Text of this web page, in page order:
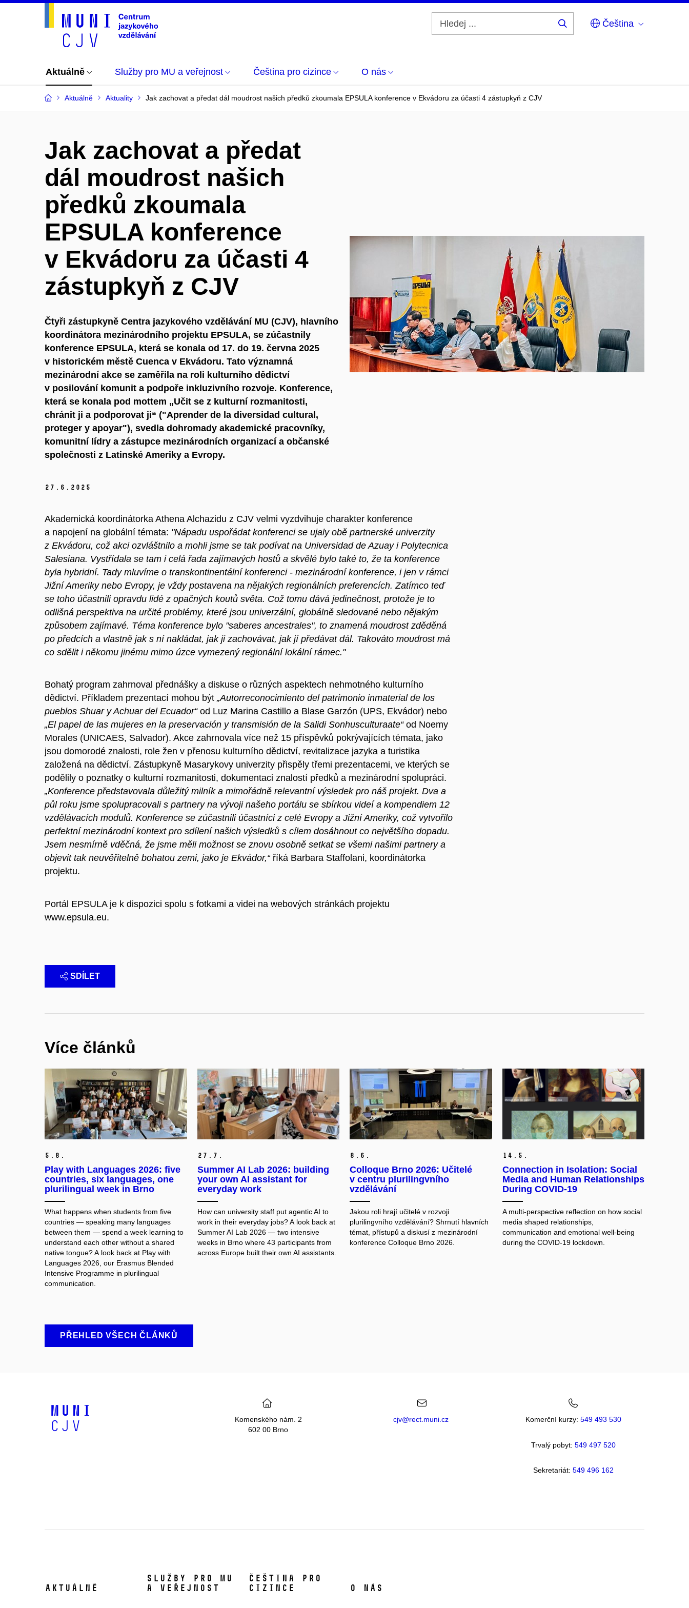
Čeština
Aktuálně Služby pro MU a veřejnost Čeština pro cizince O nás
Aktuálně Aktuality Jak zachovat a předat dál moudrost našich předků zkoumala EPSULA konference v Ekvádoru za účasti 4 zástupkyň z CJV
Jak zachovat a předat
dál moudrost našich
předků zkoumala
EPSULA konference
v Ekvádoru za účasti 4
zástupkyň z CJV
Čtyři zástupkyně Centra jazykového vzdělávání MU (CJV), hlavního
koordinátora mezinárodního projektu EPSULA, se zúčastnily
konference EPSULA, která se konala od 17. do 19. června 2025
v historickém městě Cuenca v Ekvádoru. Tato významná
mezinárodní akce se zaměřila na roli kulturního dědictví
v posilování komunit a podpoře inkluzivního rozvoje. Konference,
která se konala pod mottem „Učit se z kulturní rozmanitosti,
chránit ji a podporovat ji“ ("Aprender de la diversidad cultural,
proteger y apoyar"), svedla dohromady akademické pracovníky,
komunitní lídry a zástupce mezinárodních organizací a občanské
společnosti z Latinské Ameriky a Evropy.
27. 6. 2025
Akademická koordinátorka Athena Alchazidu z CJV velmi vyzdvihuje charakter konference
a napojení na globální témata: "Nápadu uspořádat konferenci se ujaly obě partnerské univerzity
z Ekvádoru, což akci ozvláštnilo a mohli jsme se tak podívat na Universidad de Azuay i Polytecnica
Salesiana. Vystřídala se tam i celá řada zajímavých hostů a skvělé bylo také to, že ta konference
byla hybridní. Tady mluvíme o transkontinentální konferenci - mezinárodní konference, i jen v rámci
Jižní Ameriky nebo Evropy, je vždy postavena na nějakých regionálních preferencích. Zatímco teď
se toho účastnili opravdu lidé z opačných koutů světa. Což tomu dává jedinečnost, protože je to
odlišná perspektiva na určité problémy, které jsou univerzální, globálně sledované nebo nějakým
způsobem zajímavé. Téma konference bylo "saberes ancestrales", to znamená moudrost zděděná
po předcích a vlastně jak s ní nakládat, jak ji zachovávat, jak jí předávat dál. Takováto moudrost má
co sdělit i někomu jinému mimo úzce vymezený regionální lokální rámec."
Bohatý program zahrnoval přednášky a diskuse o různých aspektech nehmotného kulturního
dědictví. Příkladem prezentací mohou být „Autorreconocimiento del patrimonio inmaterial de los
pueblos Shuar y Achuar del Ecuador“od Luz Marina Castillo a Blase Garzón (UPS, Ekvádor) nebo
„El papel de las mujeres en la preservación y transmisión de la Salidi Sonhusculturaate“od Noemy
Morales (UNICAES, Salvador). Akce zahrnovala více než 15 příspěvků pokrývajících témata, jako
jsou domorodé znalosti, role žen v přenosu kulturního dědictví, revitalizace jazyka a turistika
založená na dědictví. Zástupkyně Masarykovy univerzity přispěly třemi prezentacemi, ve kterých se
podělily o poznatky o kulturní rozmanitosti, dokumentaci znalostí předků a mezinárodní spolupráci.
„Konference představovala důležitý milník a mimořádně relevantní výsledek pro náš projekt. Dva a
půl roku jsme spolupracovali s partnery na vývoji našeho portálu se sbírkou videí a kompendiem 12
vzdělávacích modulů. Konference se zúčastnili účastníci z celé Evropy a Jižní Ameriky, což vytvořilo
perfektní mezinárodní kontext pro sdílení našich výsledků s cílem dosáhnout co největšího dopadu.
Jsem nesmírně vděčná, že jsme měli možnost se znovu osobně setkat se všemi našimi partnery a
objevit tak neuvěřitelně bohatou zemi, jako je Ekvádor,“říká Barbara Staffolani, koordinátorka
projektu.
Portál EPSULA je k dispozici spolu s fotkami a videi na webových stránkách projektu
www.epsula.eu.
SDÍLET
Více článků
5. 8.
Play with Languages 2026: five
countries, six languages, one
plurilingual week in Brno
What happens when students from five
countries — speaking many languages
between them — spend a week learning to
understand each other without a shared
native tongue? A look back at Play with
Languages 2026, our Erasmus Blended
Intensive Programme in plurilingual
communication.
27. 7.
Summer AI Lab 2026: building
your own AI assistant for
everyday work
How can university staff put agentic AI to
work in their everyday jobs? A look back at
Summer AI Lab 2026 — two intensive
weeks in Brno where 43 participants from
across Europe built their own AI assistants.
8. 6.
Colloque Brno 2026: Učitelé
v centru plurilingvního
vzdělávání
Jakou roli hrají učitelé v rozvoji
plurilingvního vzdělávání? Shrnutí hlavních
témat, přístupů a diskusí z mezinárodní
konference Colloque Brno 2026.
14. 5.
Connection in Isolation: Social
Media and Human Relationships
During COVID-19
A multi-perspective reflection on how social
media shaped relationships,
communication and emotional well-being
during the COVID-19 lockdown.
PŘEHLED VŠECH ČLÁNKŮ
Komenského nám. 2
602 00 Brno
cjv@rect.muni.cz Komerční kurzy: 549 493 530
Trvalý pobyt: 549 497 520
Sekretariát: 549 496 162
Aktuálně
Služby pro MU
a veřejnost
Čeština pro
cizince
O nás